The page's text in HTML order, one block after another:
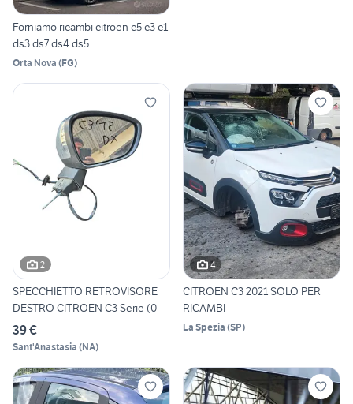
Forniamo ricambi citroen c5 c3 c1
ds3 ds7 ds4 ds5
Orta Nova (FG)
2
SPECCHIETTO RETROVISORE
DESTRO CITROEN C3 Serie (0
39 €
Sant'Anastasia (NA)
4
CITROEN C3 2021 SOLO PER
RICAMBI
La Spezia (SP)